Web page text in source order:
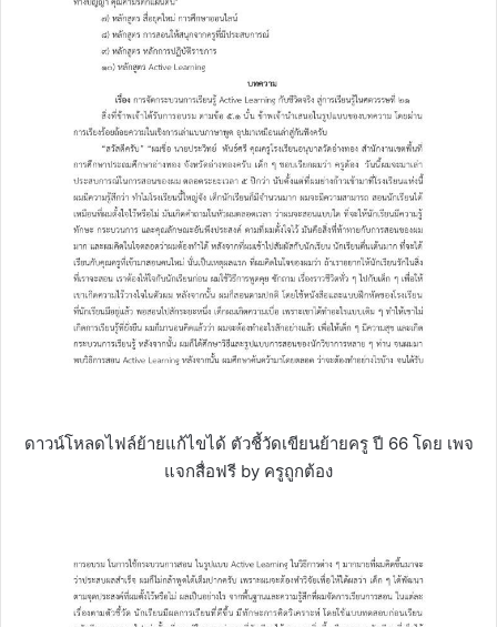
ดาวน์โหลดไฟล์ย้ายแก้ไขได้ ตัวชี้วัดเขียนย้ายครู ปี 66 โดย เพจ
แจกสื่อฟรี by ครูถูกต้อง